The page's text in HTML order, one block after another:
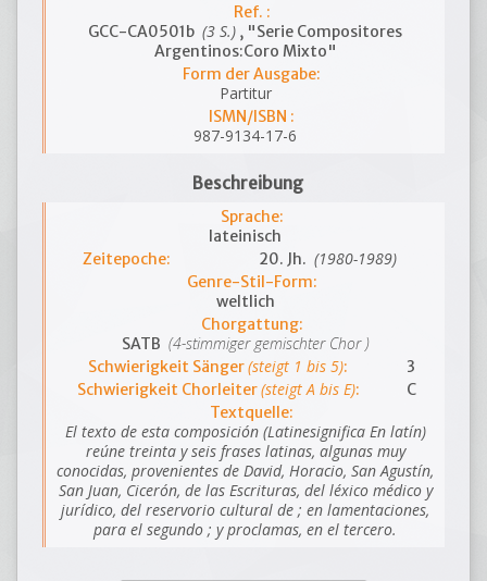
Ref. :
GCC-CA0501b (3 S.) , "Serie Compositores
Argentinos:Coro Mixto"
Form der Ausgabe:
Partitur
ISMN/ISBN :
987-9134-17-6
Beschreibung
Sprache:
lateinisch
Zeitepoche:
20. Jh. (1980-1989)
Genre-Stil-Form:
weltlich
Chorgattung:
SATB (4-stimmiger gemischter Chor )
Schwierigkeit Sänger(steigt 1 bis 5):
3
Schwierigkeit Chorleiter(steigt A bis E):
C
Textquelle:
El texto de esta composición (Latinesignifica En latín)
reúne treinta y seis frases latinas, algunas muy
conocidas, provenientes de David, Horacio, San Agustín,
San Juan, Cicerón, de las Escrituras, del léxico médico y
jurídico, del reservorio cultural de ; en lamentaciones,
para el segundo ; y proclamas, en el tercero.